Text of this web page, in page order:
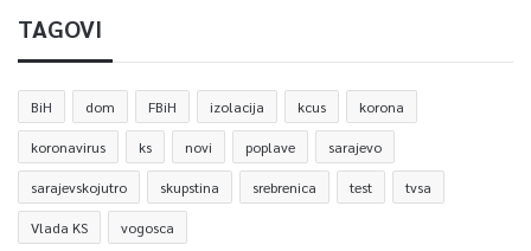
TAGOVI
BiH dom FBiH izolacija kcus korona
koronavirus ks novi poplave sarajevo
sarajevskojutro skupstina srebrenica test tvsa
Vlada KS vogosca